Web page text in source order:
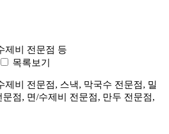
제비 전문점 등
목록보기
제비 전문점, 스낵, 막국수 전문점, 밀
점, 면/수제비 전문점, 만두 전문점,